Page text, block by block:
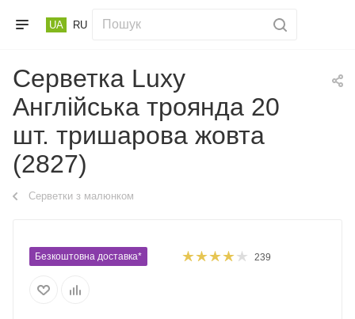
UA RU
Серветка Luxy
Англійська троянда 20
шт. тришарова жовта
(2827)
Серветки з малюнком
Безкоштовна доставка* 239